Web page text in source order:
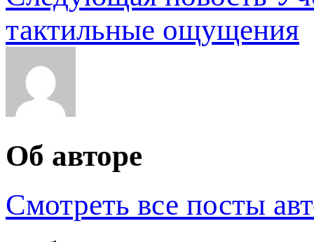
тактильные ощущения
Об авторе
Смотреть все посты